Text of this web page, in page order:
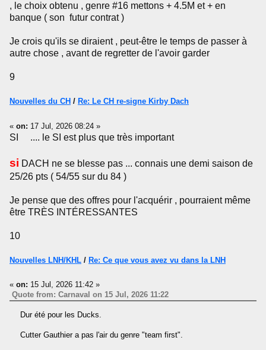
, le choix obtenu , genre #16 mettons + 4.5M et + en
banque ( son futur contrat )
Je crois qu'ils se diraient , peut-être le temps de passer à
autre chose , avant de regretter de l'avoir garder
9
Nouvelles du CH / Re: Le CH re-signe Kirby Dach
« on: 17 Jul, 2026 08:24 »
SI .... le SI est plus que très important
si DACH ne se blesse pas ... connais une demi saison de
25/26 pts ( 54/55 sur du 84 )
Je pense que des offres pour l'acquérir , pourraient même
être TRÈS INTÉRESSANTES
10
Nouvelles LNH/KHL / Re: Ce que vous avez vu dans la LNH
« on: 15 Jul, 2026 11:42 »
Quote from: Carnaval on 15 Jul, 2026 11:22
Dur été pour les Ducks.
Cutter Gauthier a pas l'air du genre "team first".